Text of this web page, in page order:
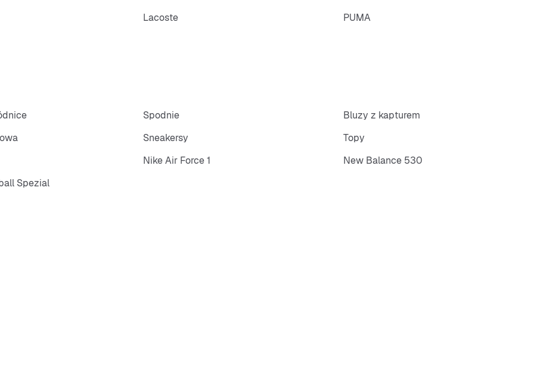
Lacoste
PUMA
Spodnie
Bluzy z kapturem
Sneakersy
Topy
Nike Air Force 1
New Balance 530
Spezial